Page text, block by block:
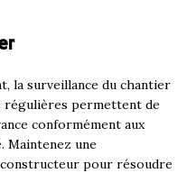
la surveillance du chantier
régulières permettent de
conformément aux
Maintenez une
pour résoudre